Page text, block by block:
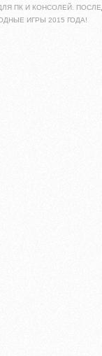
ПК И КОНСОЛЕЙ.
ИГРЫ 2015 ГОДА!